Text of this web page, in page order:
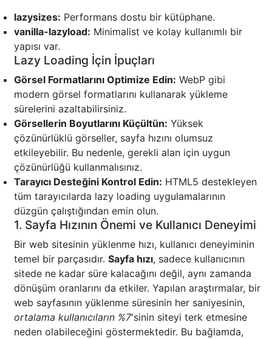
lazysizes: Performans dostu bir kütüphane.
vanilla-lazyload: Minimalist ve kolay kullanımlı bir
yapısı var.
Lazy Loading İçin İpuçları
Görsel Formatlarını Optimize Edin: WebP gibi
modern görsel formatlarını kullanarak yükleme
sürelerini azaltabilirsiniz.
Görsellerin Boyutlarını Küçültün: Yüksek
çözünürlüklü görseller, sayfa hızını olumsuz
etkileyebilir. Bu nedenle, gerekli alan için uygun
çözünürlüğü kullanmalısınız.
Tarayıcı Desteğini Kontrol Edin: HTML5 destekleyen
tüm tarayıcılarda lazy loading uygulamalarının
düzgün çalıştığından emin olun.
1. Sayfa Hızının Önemi ve Kullanıcı Deneyimi
Bir web sitesinin yüklenme hızı, kullanıcı deneyiminin
temel bir parçasıdır. Sayfa hızı, sadece kullanıcının
sitede ne kadar süre kalacağını değil, aynı zamanda
dönüşüm oranlarını da etkiler. Yapılan araştırmalar, bir
web sayfasının yüklenme süresinin her saniyesinin,
ortalama kullanıcıların %7'sinin siteyi terk etmesine
neden olabileceğini göstermektedir. Bu bağlamda,